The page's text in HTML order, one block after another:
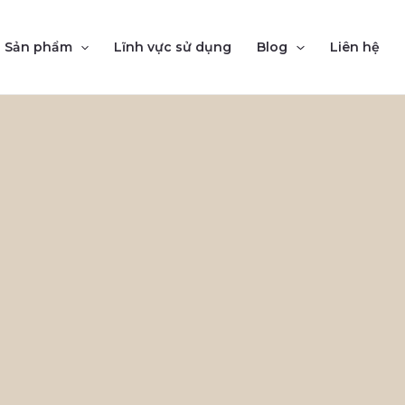
Sản phẩm Lĩnh vực sử dụng Blog Liên hệ